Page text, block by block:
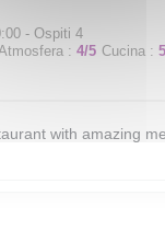
- Ospiti 4
: 4/5 Cucina : 5
with amazing